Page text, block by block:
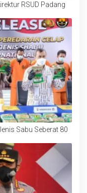
RSUD Padang
Sabu Seberat 80